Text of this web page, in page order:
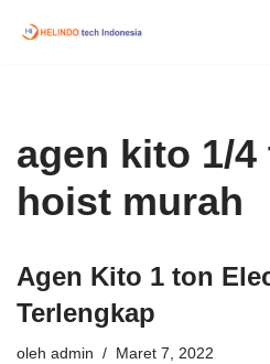
agen kito 1/
hoist murah
Agen Kito 1 ton
Terlengkap
oleh admin Maret 7, 2022